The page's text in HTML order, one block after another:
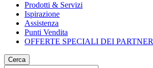
Prodotti & Servizi
Ispirazione
Assistenza
Punti Vendita
OFFERTE SPECIALI DEI PARTNER
Cerca